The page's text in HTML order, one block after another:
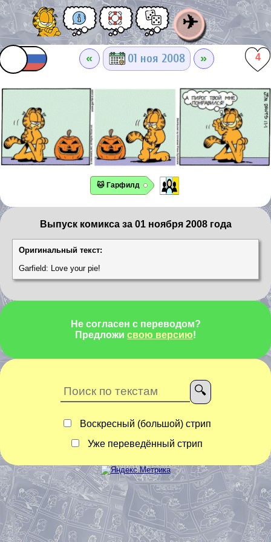
✈
« 01 ноя 2008 » 4
🐱 Гарфилд
Выпуск комикса за 01 ноября 2008 года
Оригинальный текст:
Garfield: Love your pie!
Не согласен с переводом?
Предложи свою версию!
Воскресный (большой) стрип
Уже переведённый стрип